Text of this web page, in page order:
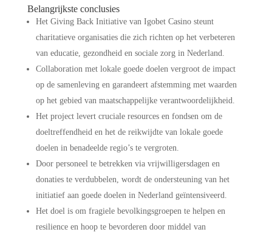
Belangrijkste conclusies
Het Giving Back Initiative van Igobet Casino steunt
charitatieve organisaties die zich richten op het verbeteren
van educatie, gezondheid en sociale zorg in Nederland.
Collaboration met lokale goede doelen vergroot de impact
op de samenleving en garandeert afstemming met waarden
op het gebied van maatschappelijke verantwoordelijkheid.
Het project levert cruciale resources en fondsen om de
doeltreffendheid en het de reikwijdte van lokale goede
doelen in benadeelde regio’s te vergroten.
Door personeel te betrekken via vrijwilligersdagen en
donaties te verdubbelen, wordt de ondersteuning van het
initiatief aan goede doelen in Nederland geïntensiveerd.
Het doel is om fragiele bevolkingsgroepen te helpen en
resilience en hoop te bevorderen door middel van